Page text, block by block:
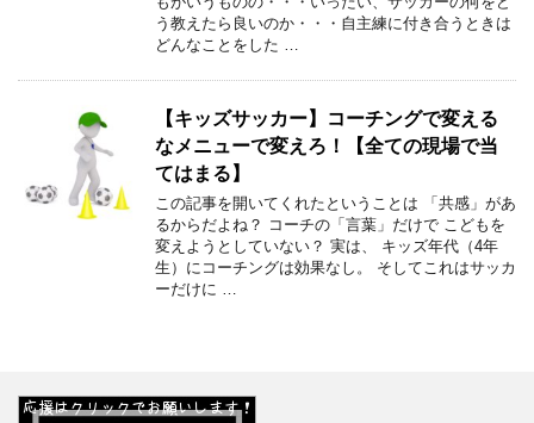
う教えたら良いのか・・・自主練に付き合うときは
どんなことをした …
【キッズサッカー】コーチングで変える
なメニューで変えろ！【全ての現場で当
てはまる】
この記事を開いてくれたということは 「共感」があ
るからだよね？ コーチの「言葉」だけで こどもを
変えようとしていない？ 実は、 キッズ年代（4年
生）にコーチングは効果なし。 そしてこれはサッカ
ーだけに …